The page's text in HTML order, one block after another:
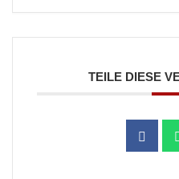
TEILE DIESE